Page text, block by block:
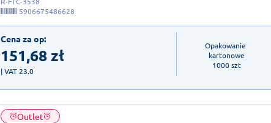
5906675486628
Cena za op:
151,68zł
| VAT 23.0
Opakowanie
kartonowe
1000 szt
Outlet